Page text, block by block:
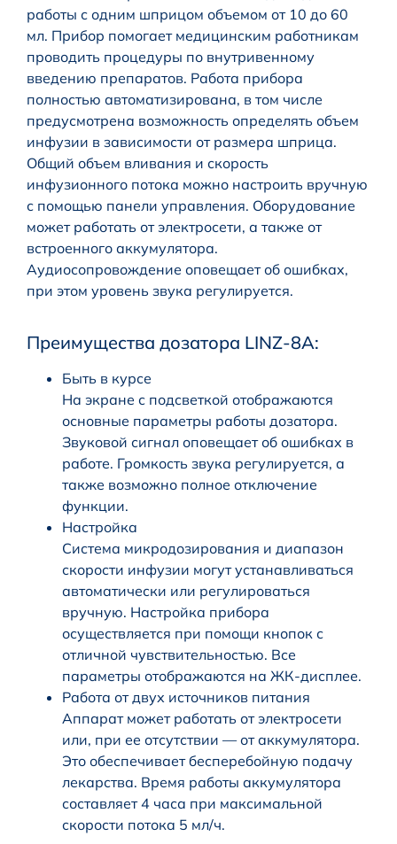
работы с одним шприцом объемом от 10 до 60
мл. Прибор помогает медицинским работникам
проводить процедуры по внутривенному
введению препаратов. Работа прибора
полностью автоматизирована, в том числе
предусмотрена возможность определять объем
инфузии в зависимости от размера шприца.
Общий объем вливания и скорость
инфузионного потока можно настроить вручную
с помощью панели управления. Оборудование
может работать от электросети, а также от
встроенного аккумулятора.
Аудиосопровождение оповещает об ошибках,
при этом уровень звука регулируется.
Преимущества дозатора LINZ-8A:
Быть в курсе
На экране с подсветкой отображаются
основные параметры работы дозатора.
Звуковой сигнал оповещает об ошибках в
работе. Громкость звука регулируется, а
также возможно полное отключение
функции.
Настройка
Система микродозирования и диапазон
скорости инфузии могут устанавливаться
автоматически или регулироваться
вручную. Настройка прибора
осуществляется при помощи кнопок с
отличной чувствительностью. Все
параметры отображаются на ЖК-дисплее.
Работа от двух источников питания
Аппарат может работать от электросети
или, при ее отсутствии — от аккумулятора.
Это обеспечивает бесперебойную подачу
лекарства. Время работы аккумулятора
составляет 4 часа при максимальной
скорости потока 5 мл/ч.